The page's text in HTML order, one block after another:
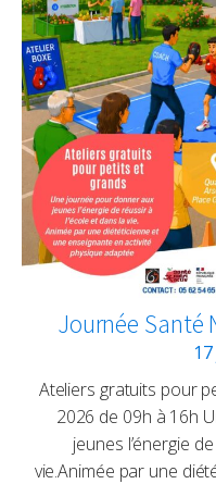
Journée Santé
Ateliers gratuits pour
2026 de 09h à 16h
jeunes l’énergie
vie.Animée par une